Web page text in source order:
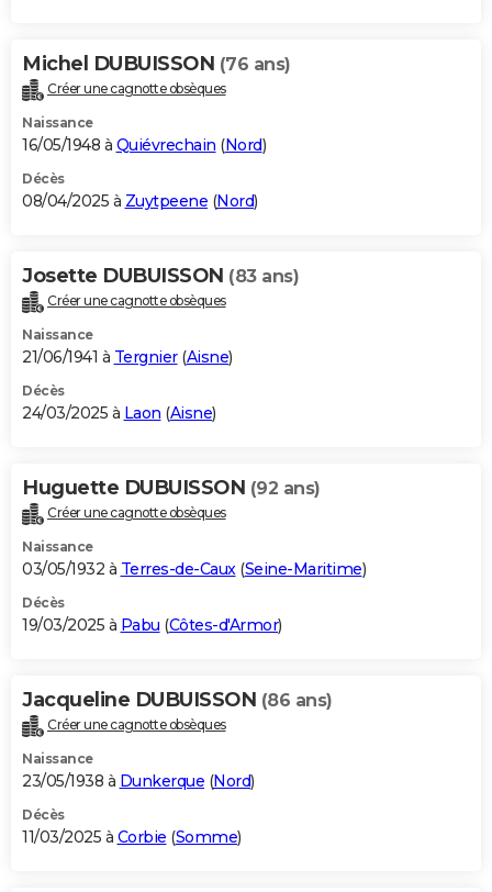
Michel DUBUISSON (76 ans)
Créer une cagnotte obsèques
Naissance
16/05/1948 à Quiévrechain (Nord)
Décès
08/04/2025 à Zuytpeene (Nord)
Josette DUBUISSON (83 ans)
Créer une cagnotte obsèques
Naissance
21/06/1941 à Tergnier(Aisne)
Décès
24/03/2025 à Laon (Aisne)
Huguette DUBUISSON (92 ans)
Créer une cagnotte obsèques
Naissance
03/05/1932 à Terres-de-Caux(Seine-Maritime)
Décès
19/03/2025 à Pabu (Côtes-d'Armor)
Jacqueline DUBUISSON (86 ans)
Créer une cagnotte obsèques
Naissance
23/05/1938 à Dunkerque (Nord)
Décès
11/03/2025 à Corbie (Somme)